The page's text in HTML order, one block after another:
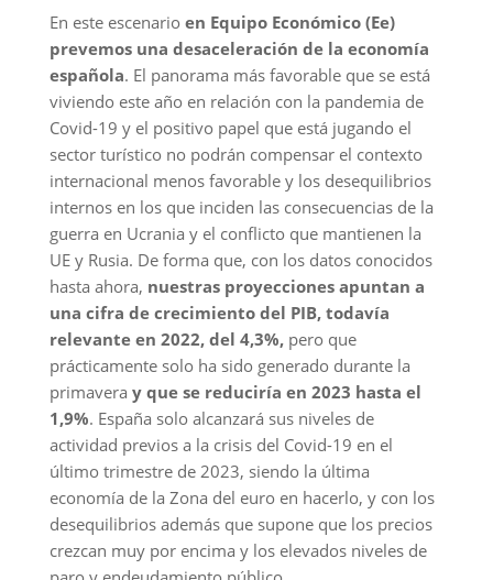
En este escenario en Equipo Económico (Ee)
prevemos una desaceleración de la economía
española. El panorama más favorable que se está
viviendo este año en relación con la pandemia de
Covid-19 y el positivo papel que está jugando el
sector turístico no podrán compensar el contexto
internacional menos favorable y los desequilibrios
internos en los que inciden las consecuencias de la
guerra en Ucrania y el conflicto que mantienen la
UE y Rusia. De forma que, con los datos conocidos
hasta ahora, nuestras proyecciones apuntan a
una cifra de crecimiento del PIB, todavía
relevante en 2022, del 4,3%,pero que
prácticamente solo ha sido generado durante la
primavera y que se reduciría en 2023 hasta el
1,9%. España solo alcanzará sus niveles de
actividad previos a la crisis del Covid-19 en el
último trimestre de 2023, siendo la última
economía de la Zona del euro en hacerlo, y con los
desequilibrios además que supone que los precios
crezcan muy por encima y los elevados niveles de